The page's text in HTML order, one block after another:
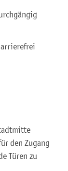
den Zugang
Türen zu